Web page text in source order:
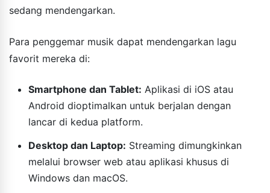
sedang mendengarkan.
Para penggemar musik dapat mendengarkan lagu
favorit mereka di:
Smartphone dan Tablet: Aplikasi di iOS atau
Android dioptimalkan untuk berjalan dengan
lancar di kedua platform.
Desktop dan Laptop: Streaming dimungkinkan
melalui browser web atau aplikasi khusus di
Windows dan macOS.